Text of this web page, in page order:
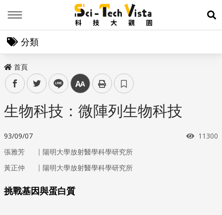
展
分類
首頁
facebooktwitter line 中
生物科技：微陣列生物科技
93/09/07 瀏覽次
11300
張雅芳 ｜ 陽明大學放射醫學科學研究所
黃正仲
｜ 陽明大學放射醫學科學研究所
挑戰基因與蛋白質